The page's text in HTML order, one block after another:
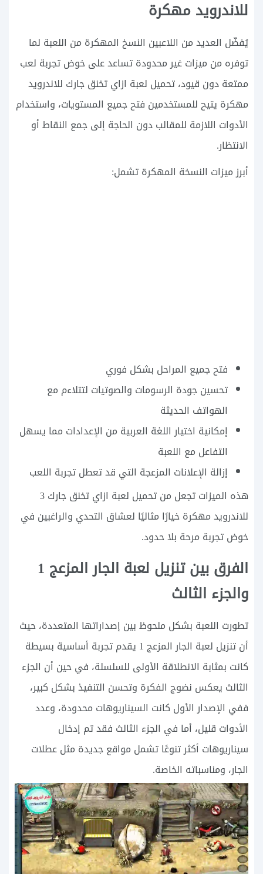
للاندرويد مهكرة
يُفضّل العديد من اللاعبين النسخ المهكرة من اللعبة لما
توفره من ميزات غير محدودة تساعد على خوض تجربة لعب
ممتعة دون قيود، تحميل لعبة ازاي تخنق جارك للاندرويد
مهكرة يتيح للمستخدمين فتح جميع المستويات، واستخدام
الأدوات اللازمة للمقالب دون الحاجة إلى جمع النقاط أو
الانتظار.
أبرز ميزات النسخة المهكرة تشمل:
فتح جميع المراحل بشكل فوري
تحسين جودة الرسومات والصوتيات لتتلاءم مع
الهواتف الحديثة
إمكانية اختيار اللغة العربية من الإعدادات مما يسهل
التفاعل مع اللعبة
إزالة الإعلانات المزعجة التي قد تعطل تجربة اللعب
هذه الميزات تجعل من تحميل لعبة ازاي تخنق جارك 3
للاندرويد مهكرة خيارًا مثاليًا لعشاق التحدي والراغبين في
خوض تجربة مرحة بلا حدود.
الفرق بين تنزيل لعبة الجار المزعج 1
والجزء الثالث
تطورت اللعبة بشكل ملحوظ بين إصداراتها المتعددة، حيث
أن تنزيل لعبة الجار المزعج 1 يقدم تجربة أساسية بسيطة
كانت بمثابة الانطلاقة الأولى للسلسلة، في حين أن الجزء
الثالث يعكس نضوج الفكرة وتحسن التنفيذ بشكل كبير،
ففي الإصدار الأول كانت السيناريوهات محدودة، وعدد
الأدوات قليل، أما في الجزء الثالث فقد تم إدخال
سيناريوهات أكثر تنوعًا تشمل مواقع جديدة مثل عطلات
الجار، ومناسباته الخاصة.